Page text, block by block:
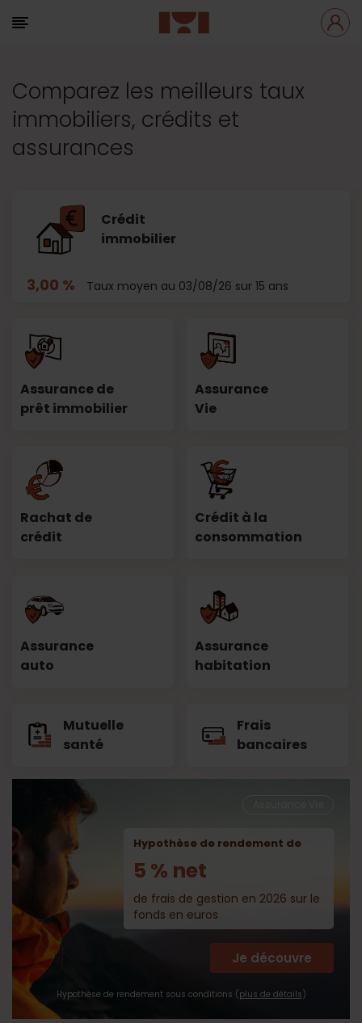
Comparez les meilleurs taux
immobiliers, crédits et
assurances
Crédit
immobilier
3,00 % Taux moyen au 03/08/26 sur 15 ans
Assurance de
prêt immobilier
Assurance
Vie
Rachat de
crédit
Crédit à la
consommation
Assurance
auto
Assurance
habitation
Mutuelle
santé
Frais
bancaires
Hypothèse de rendement de
5 % net
de frais de gestion en 2026 sur le
fonds en euros
Hypothèse de rendement sous conditions ( plus de détails )
Je découvre